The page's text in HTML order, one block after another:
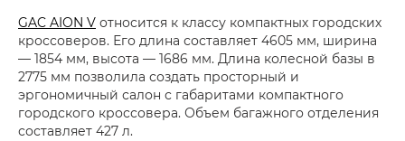
GAC AION V относится к классу компактных городских
кроссоверов. Его длина составляет 4605 мм, ширина
— 1854 мм, высота — 1686 мм. Длина колесной базы в
2775 мм позволила создать просторный и
эргономичный салон с габаритами компактного
городского кроссовера. Объем багажного отделения
составляет 427 л.